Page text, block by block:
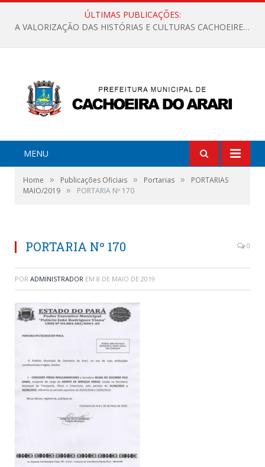
ÚLTIMAS PUBLICAÇÕES:
A VALORIZAÇÃO DAS HISTÓRIAS E CULTURAS CACHOEIRENSES
MENU
Home » Publicações Oficiais » Portarias »
PORTARIAS
MAIO/2019 » PORTARIA Nº 170
PORTARIA Nº 170 0
POR ADMINISTRADOR EM 8 DE MAIO DE 2019